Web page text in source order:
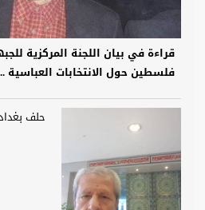
قراءة في بيان اللجنة المركزية
فلسطين حول الانتخابات العباسية
حلف